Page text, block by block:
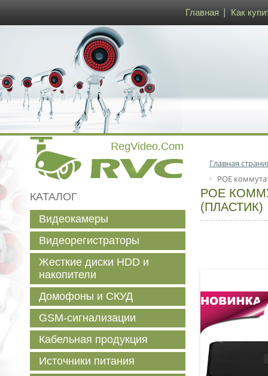
Главная Как
Главная
POE
POE
(ПЛАСТИК)
КАТАЛОГ
Видеокамеры
Видеорегистраторы
Жесткие диски HDD и
накопители
Домофоны и СКУД
GSM-сигнализации
Кабельная продукция
Источники питания